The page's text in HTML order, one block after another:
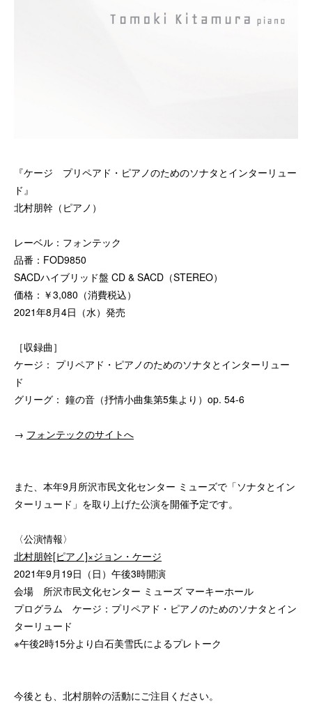
『ケージ プリペアド・ピアノのためのソナタとインターリュー
ド』
北村朋幹（ピアノ）
レーベル：フォンテック
品番：FOD9850
SACDハイブリッド盤 CD & SACD（STEREO）
価格：￥3,080（消費税込）
2021年8月4日（水）発売
［収録曲］
ケージ： プリペアド・ピアノのためのソナタとインターリュー
ド
グリーグ： 鐘の音（抒情小曲集第5集より）op. 54-6
→ フォンテックのサイトへ
また、本年9月所沢市民文化センター ミューズで「ソナタとイン
ターリュード」を取り上げた公演を開催予定です。
〈公演情報〉
北村朋幹[ピアノ]×ジョン・ケージ
2021年9月19日（日）午後3時開演
会場 所沢市民文化センター ミューズ マーキーホール
プログラム ケージ：プリペアド・ピアノのためのソナタとイン
ターリュード
※午後2時15分より白石美雪氏によるプレトーク
今後とも、北村朋幹の活動にご注目ください。